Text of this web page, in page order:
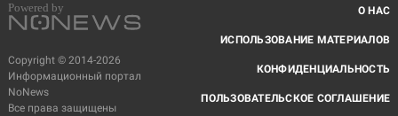
Copyright © 2014-2026
Информационный портал
NoNews
Все права защищены
О НАС
ИСПОЛЬЗОВАНИЕ МАТЕРИАЛОВ
КОНФИДЕНЦИАЛЬНОСТЬ
ПОЛЬЗОВАТЕЛЬСКОЕ СОГЛАШЕНИЕ